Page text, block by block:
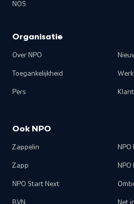
NOS
Organisatie
Over NPO
Toegankelijkheid
Pers
Ook NPO
Zappelin
Zapp
NPO Start Next
BVN
NPO
NPO
Net